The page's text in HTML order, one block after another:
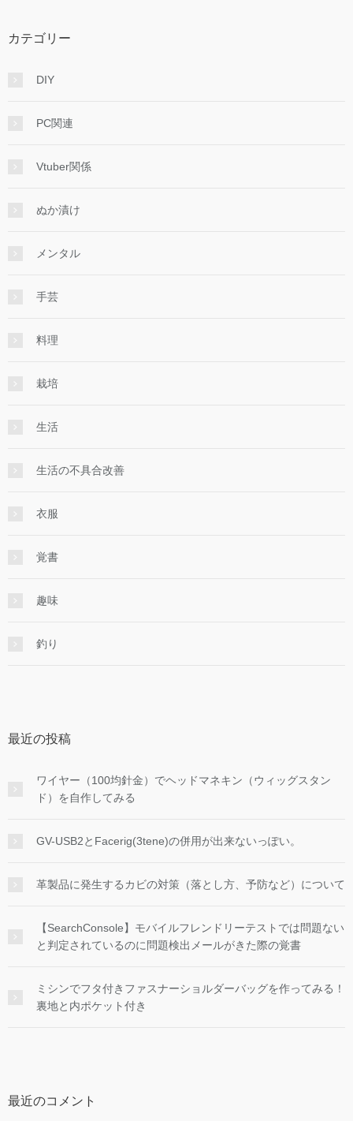
カテゴリー
DIY
PC関連
Vtuber関係
ぬか漬け
メンタル
手芸
料理
栽培
生活
生活の不具合改善
衣服
覚書
趣味
釣り
最近の投稿
ワイヤー（100均針金）でヘッドマネキン（ウィッグスタン
ド）を自作してみる
GV-USB2とFacerig(3tene)の併用が出来ないっぽい。
革製品に発生するカビの対策（落とし方、予防など）について
【SearchConsole】モバイルフレンドリーテストでは問題ない
と判定されているのに問題検出メールがきた際の覚書
ミシンでフタ付きファスナーショルダーバッグを作ってみる！
裏地と内ポケット付き
最近のコメント